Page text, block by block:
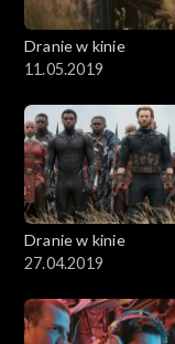
Dranie w kinie
11.05.2019
Dranie w kinie
27.04.2019